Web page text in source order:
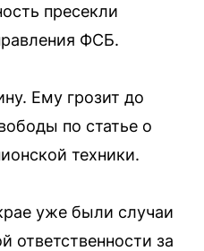
пресекли
ФСБ.
Ему грозит до
по статье о
техники.
уже были случаи
ответственности за